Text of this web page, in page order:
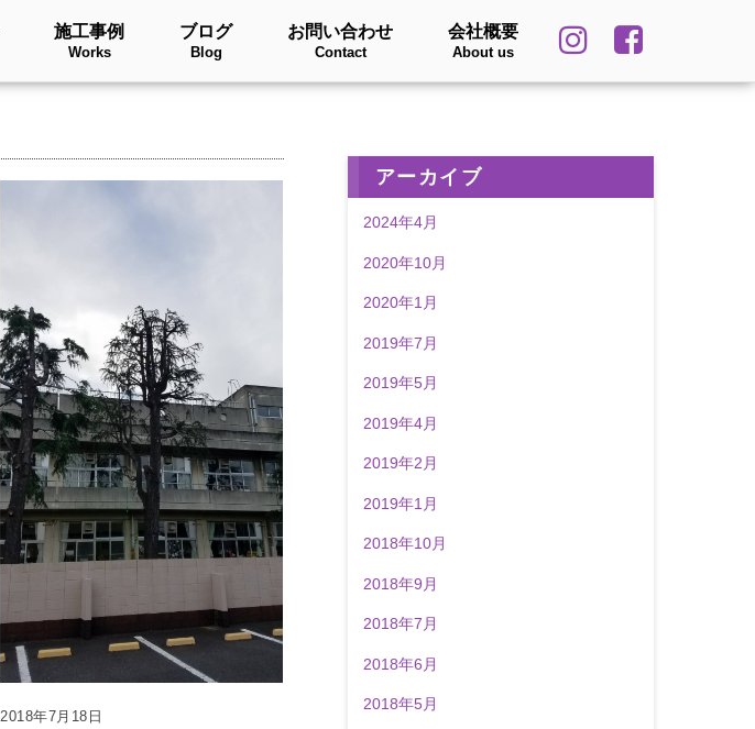
施工事例
Works
ブログ
Blog
お問い合わせ
Contact
会社概要
About us
2018年7月18日
アーカイブ
2024年4月
2020年10月
2020年1月
2019年7月
2019年5月
2019年4月
2019年2月
2019年1月
2018年10月
2018年9月
2018年7月
2018年6月
2018年5月